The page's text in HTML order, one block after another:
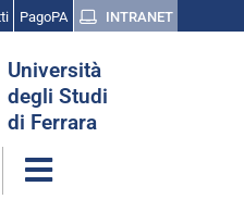
PagoPA INTRANET
Università
degli Studi
di Ferrara